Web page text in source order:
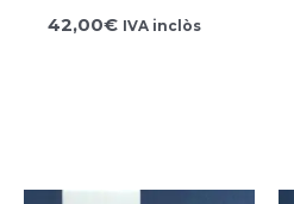
42,00€ IVA inclòs